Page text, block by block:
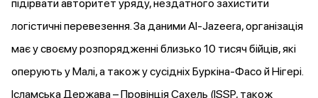
підірвати авторитет уряду, нездатного захистити
логістичні перевезення. За даними Al-Jazeera, організація
маєу своєму розпорядженні близько 10 тисяч бійців, які
оперують у Малі, а також у сусідніх Буркіна-Фасо й Нігері.
Ісламська Держава – Провінція Сахель (ISSP, також